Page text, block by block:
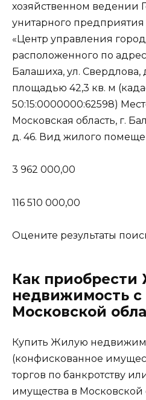
хозяйственном ведении
унитарного
«Центр управления
расположенного по
Балашиха, ул. Свердлова,
площадью 42,3 кв. м
50:15:0000000:62598)
Московская область, г.
д. 46. Вид жилого
3 962 000,00
116 510 000,00
Оцените результаты
Как
недвижимость с
Московской
Купить Жилую
(конфискованное
торгов по банкротству
имущества в Московской